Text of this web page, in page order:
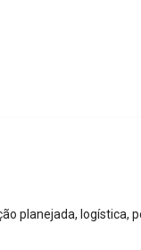
planejada, logística,